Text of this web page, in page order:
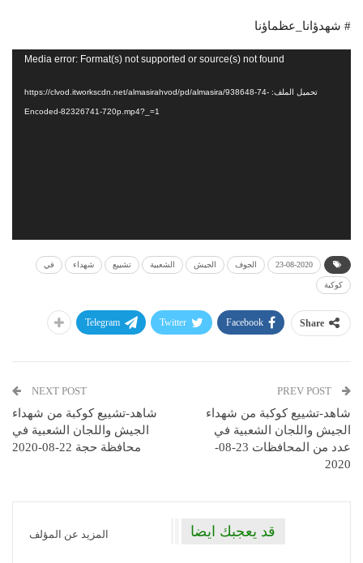
# شهدؤانا_عظماؤنا
Media error: Format(s) not supported or source(s) not found
تحميل الملف: https://clvod.itworkscdn.net/almasirahvod/pd/almasira/938648-74-
Encoded-82326741-720p.mp4?_=1
23-08-2020 الجوف الجيش الشعبية تشييع شهداء في
كوكبة
Share
Facebook
Twitter
Telegram
شاهد-تشييع كوكبة من شهداء
الجيش واللجان الشعبية في
عدد من المحافظات 23-08-
2020
NEXT POST
شاهد-تشييع كوكبة من شهداء
الجيش واللجان الشعبية في
محافظة حجة 22-08-2020
قد يعجبك ايضا المزيد عن المؤلف